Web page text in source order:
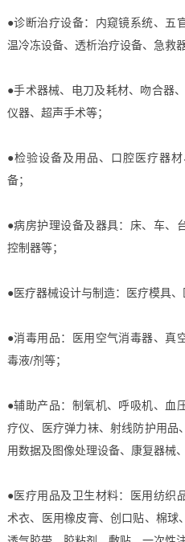
●诊断治疗设备：内窥镜系统、五
温冷冻设备、透析治疗设备、急救器
●手术器械、电刀及耗材、吻合器
仪器、超声手术等；
●检验设备及用品、口腔医疗器
备；
●病房护理设备及器具：床、车、
控制器等；
●医疗器械设计与制造：医疗模具、
●消毒用品：医用空气消毒器、真
毒液/剂等；
●辅助产品：制氧机、呼吸机、血
疗仪、医疗弹力袜、射线防护用品
用数据及图像处理设备、康复器械
●医疗用品及卫生材料：医用纺织
术衣、医用橡皮膏、创口贴、棉球